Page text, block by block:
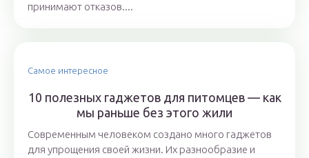
принимают отказов....
Самое интересное
10 полезных гаджетов для питомцев — как
мы раньше без этого жили
Современным человеком создано много гаджетов
для упрощения своей жизни. Их разнообразие и